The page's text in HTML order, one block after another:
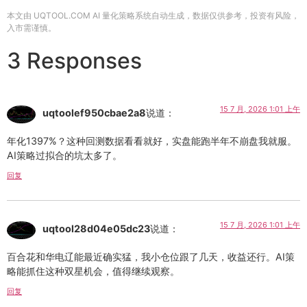
本文由 UQTOOL.COM AI 量化策略系统自动生成，数据仅供参考，投资有风险，
入市需谨慎。
3 Responses
uqtoolef950cbae2a8说道： 15 7 月, 2026 1:01 上午
年化1397%？这种回测数据看看就好，实盘能跑半年不崩盘我就服。
AI策略过拟合的坑太多了。
回复
uqtool28d04e05dc23说道： 15 7 月, 2026 1:01 上午
百合花和华电辽能最近确实猛，我小仓位跟了几天，收益还行。AI策
略能抓住这种双星机会，值得继续观察。
回复